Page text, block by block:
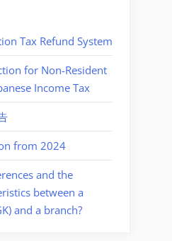
Tax Refund System
for Non-Resident
Income Tax
from 2024
and the
between a
and a branch?